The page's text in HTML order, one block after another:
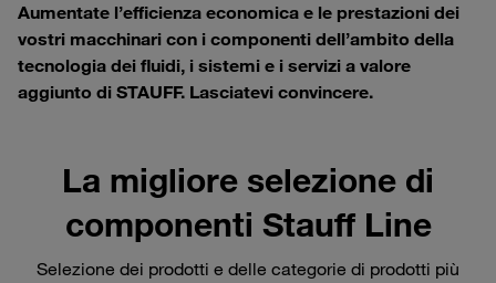
Aumentate l’efficienza economica e le prestazioni dei
vostri macchinari con i componenti dell’ambito della
tecnologia dei fluidi, i sistemi e i servizi a valore
aggiunto di STAUFF. Lasciatevi convincere.
La migliore selezione di
componenti Stauff Line
Selezione dei prodotti e delle categorie di prodotti più